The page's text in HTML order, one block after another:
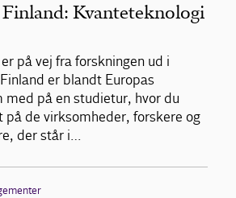
Kvanteteknologi
på vej fra forskningen ud i
er blandt Europas
med på en studietur, hvor du
de virksomheder, forskere og
der står i…